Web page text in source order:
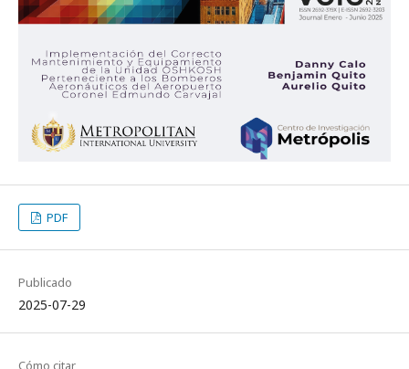
PDF
Publicado
2025-07-29
Cómo citar